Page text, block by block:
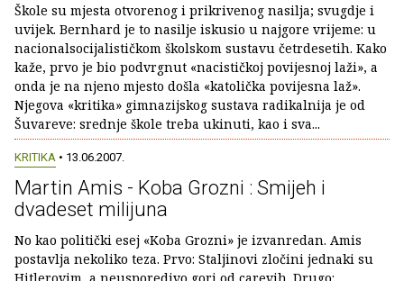
Škole su mjesta otvorenog i prikrivenog nasilja; svugdje i
uvijek. Bernhard je to nasilje iskusio u najgore vrijeme: u
nacionalsocijalističkom školskom sustavu četrdesetih. Kako
kaže, prvo je bio podvrgnut «nacističkoj povijesnoj laži», a
onda je na njeno mjesto došla «katolička povijesna laž».
Njegova «kritika» gimnazijskog sustava radikalnija je od
Šuvareve: srednje škole treba ukinuti, kao i sva...
KRITIKA • 13.06.2007.
Martin Amis - Koba Grozni : Smijeh i
dvadeset milijuna
No kao politički esej «Koba Grozni» je izvanredan. Amis
postavlja nekoliko teza. Prvo: Staljinovi zločini jednaki su